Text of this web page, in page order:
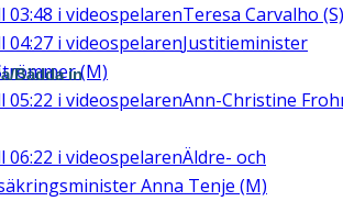
03:48 i videospelarenTeresa Carvalho (S)
04:27 i videospelarenJustitieminister
(M)
05:22 i videospelarenAnn-Christine
06:22 i videospelarenÄldre- och
Anna Tenje (M)
Bädda in